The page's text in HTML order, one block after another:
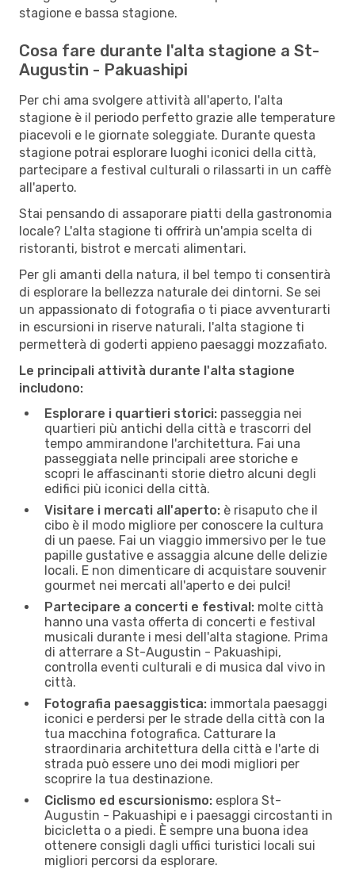
stagione e bassa stagione.
Cosa fare durante l'alta stagione a St-
Augustin - Pakuashipi
Per chi ama svolgere attività all'aperto, l'alta
stagione è il periodo perfetto grazie alle temperature
piacevoli e le giornate soleggiate. Durante questa
stagione potrai esplorare luoghi iconici della città,
partecipare a festival culturali o rilassarti in un caffè
all'aperto.
Stai pensando di assaporare piatti della gastronomia
locale? L'alta stagione ti offrirà un'ampia scelta di
ristoranti, bistrot e mercati alimentari.
Per gli amanti della natura, il bel tempo ti consentirà
di esplorare la bellezza naturale dei dintorni. Se sei
un appassionato di fotografia o ti piace avventurarti
in escursioni in riserve naturali, l'alta stagione ti
permetterà di goderti appieno paesaggi mozzafiato.
Le principali attività durante l'alta stagione
includono:
Esplorare i quartieri storici: passeggia nei
quartieri più antichi della città e trascorri del
tempo ammirandone l'architettura. Fai una
passeggiata nelle principali aree storiche e
scopri le affascinanti storie dietro alcuni degli
edifici più iconici della città.
Visitare i mercati all'aperto: è risaputo che il
cibo è il modo migliore per conoscere la cultura
di un paese. Fai un viaggio immersivo per le tue
papille gustative e assaggia alcune delle delizie
locali. E non dimenticare di acquistare souvenir
gourmet nei mercati all'aperto e dei pulci!
Partecipare a concerti e festival: molte città
hanno una vasta offerta di concerti e festival
musicali durante i mesi dell'alta stagione. Prima
di atterrare a St-Augustin - Pakuashipi,
controlla eventi culturali e di musica dal vivo in
città.
Fotografia paesaggistica: immortala paesaggi
iconici e perdersi per le strade della città con la
tua macchina fotografica. Catturare la
straordinaria architettura della città e l'arte di
strada può essere uno dei modi migliori per
scoprire la tua destinazione.
Ciclismo ed escursionismo: esplora St-
Augustin - Pakuashipi e i paesaggi circostanti in
bicicletta o a piedi. È sempre una buona idea
ottenere consigli dagli uffici turistici locali sui
migliori percorsi da esplorare.